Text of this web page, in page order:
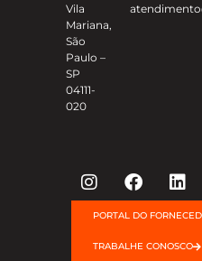
Vila
Mariana,
São
Paulo –
SP
04111-
020
PORTAL DO
TRABALHE CONOSCO